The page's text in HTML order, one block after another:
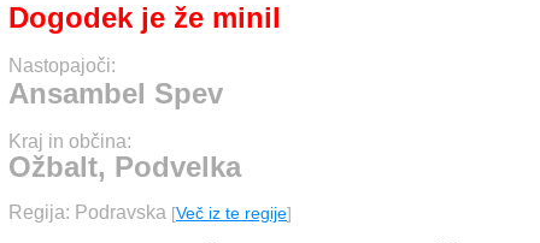
Dogodek je že minil
Nastopajoči:
Ansambel Spev
Kraj in občina:
Ožbalt, Podvelka
Regija: Podravska [Več iz te regije]